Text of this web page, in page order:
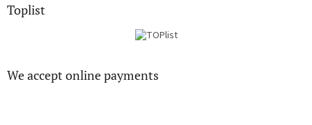
Toplist
We accept online payments